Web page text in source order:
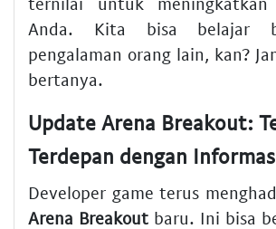
Anda. Kita bisa belajar
pengalaman orang lain, kan?
bertanya.
Update Arena Breakout:
Terdepan dengan
Developer game terus
Arena Breakout baru. Ini bisa